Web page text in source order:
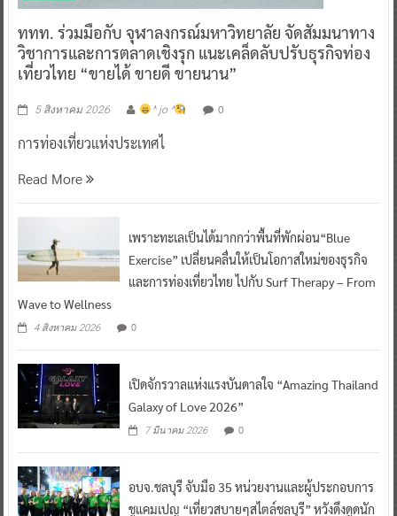
ททท. ร่วมมือกับ จุฬาลงกรณ์มหาวิทยาลัย จัดสัมมนาทาง
วิชาการและการตลาดเชิงรุก แนะเคล็ดลับปรับธุรกิจท่อง
เที่ยวไทย “ขายได้ ขายดี ขายนาน”
5 สิงหาคม 2026 ^ jo ^ 0
การท่องเที่ยวแห่งประเทศไ
Read More
เพราะทะเลเป็นได้มากกว่าพื้นที่พักผ่อน“Blue
Exercise” เปลี่ยนคลื่นให้เป็นโอกาสใหม่ของธุรกิจ
และการท่องเที่ยวไทย ไปกับ Surf Therapy – From
Wave to Wellness
4 สิงหาคม 2026 0
เปิดจักรวาลแห่งแรงบันดาลใจ “Amazing Thailand
Galaxy of Love 2026”
7 มีนาคม 2026 0
อบจ.ชลบุรี จับมือ 35 หน่วยงานและผู้ประกอบการ
ชูแคมเปญ “เที่ยวสบายๆสไตล์ชลบุรี” หวังดึงดูดนัก